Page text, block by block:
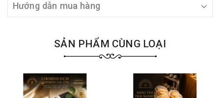
Hướng dẫn mua hàng
SẢN PHẨM CÙNG LOẠI